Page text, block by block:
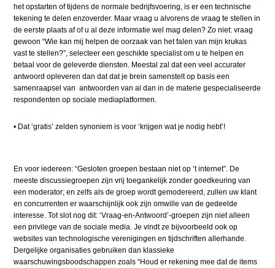
het opstarten of tijdens de normale bedrijfsvoering, is er een technische
tekening te delen enzoverder. Maar vraag u alvorens de vraag te stellen in
de eerste plaats af of u al deze informatie wel mag delen? Zo niet: vraag
gewoon “Wie kan mij helpen de oorzaak van het falen van mijn krukas
vast te stellen?”, selecteer een geschikte specialist om u te helpen en
betaal voor de geleverde diensten. Meestal zal dat een veel accurater
antwoord opleveren dan dat dat je brein samenstelt op basis een
samenraapsel van antwoorden van al dan in de materie gespecialiseerde
respondenten op sociale mediaplatformen.
• Dat ‘gratis’ zelden synoniem is voor ‘krijgen wat je nodig hebt’!
En voor iedereen: “Gesloten groepen bestaan niet op ’t internet”. De
meeste discussiegroepen zijn vrij toegankelijk zonder goedkeuring van
een moderator; en zelfs als de groep wordt gemodereerd, zullen uw klant
en concurrenten er waarschijnlijk ook zijn omwille van de gedeelde
interesse.Tot slot nog dit: ‘Vraag-en-Antwoord’-groepen zijn niet alleen
een privilege van de sociale media. Je vindt ze bijvoorbeeld ook op
websites van technologische verenigingen en tijdschriften allerhande.
Dergelijke organisaties gebruiken dan klassieke
waarschuwingsboodschappen zoals “Houd er rekening mee dat de items